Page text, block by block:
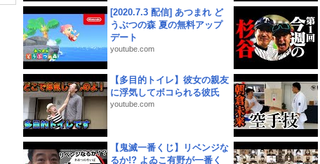
[2020.7.3 配信] あつまれ ど
うぶつの森 夏の無料アップ
デート
youtube.com
【多目的トイレ】彼女の親友
に浮気してボコられる彼氏
youtube.com
【鬼滅一番くじ】リベンジな
るか!? よゐこ有野が一番く